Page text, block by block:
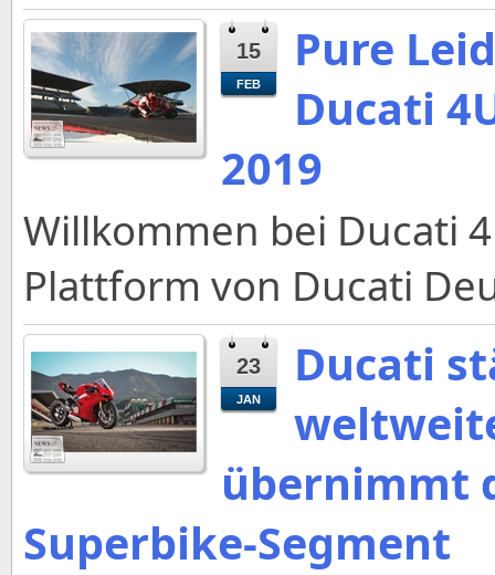
15
FEB
Pure
Ducati
2019
Willkommen bei Ducati
Plattform von Ducati
23
JAN
Ducati
übernimmt
Superbike-Segment